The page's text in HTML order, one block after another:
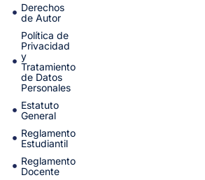
Derechos
de Autor
Política de
Privacidad
y
Tratamiento
de Datos
Personales
Estatuto
General
Reglamento
Estudiantil
Reglamento
Docente